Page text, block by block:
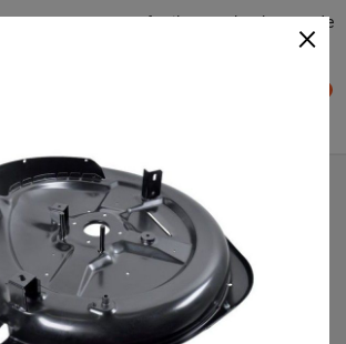
: Trouver facilement le plateau de
Plateau de coupe
72 cm 3845641110 pour OM 72C/12 5 M
(2010) [2T0110282/OMF]
×